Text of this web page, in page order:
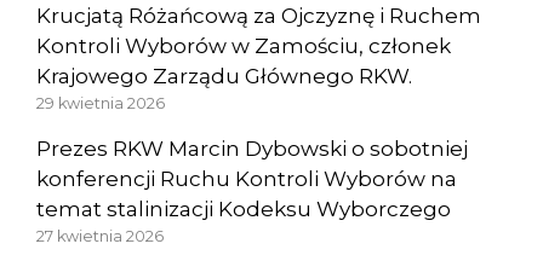
Krucjatą Różańcową za Ojczyznę i Ruchem
Kontroli Wyborów w Zamościu, członek
Krajowego Zarządu Głównego RKW.
29 kwietnia 2026
Prezes RKW Marcin Dybowski o sobotniej
konferencji Ruchu Kontroli Wyborów na
temat stalinizacji Kodeksu Wyborczego
27 kwietnia 2026